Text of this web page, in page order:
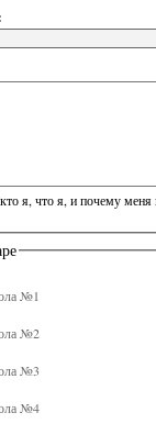
я, что я, и почему
№1
№2
№3
№4